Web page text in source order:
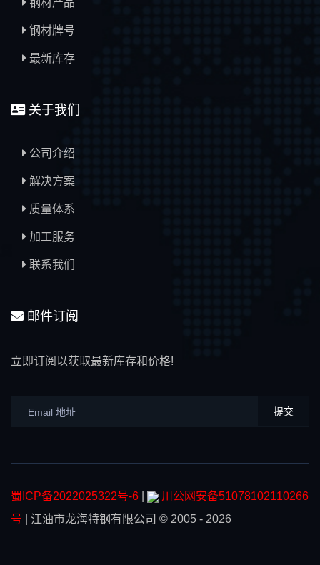
钢材产品
钢材牌号
最新库存
关于我们
公司介绍
解决方案
质量体系
加工服务
联系我们
邮件订阅
立即订阅以获取最新库存和价格!
提交
蜀ICP备2022025322号-6
川公网安备51078102110266
号
江油市龙海特钢有限公司 © 2005 - 2026